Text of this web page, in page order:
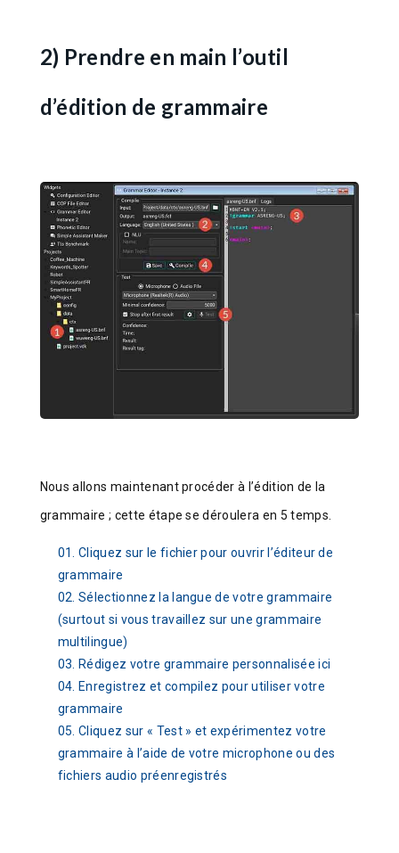
2) Prendre en main l’outil
d’édition de grammaire
Nous allons maintenant procéder à l’édition de la
grammaire ; cette étape se déroulera en 5 temps.
Cliquez sur le fichier pour ouvrir l’éditeur de
grammaire
Sélectionnez la langue de votre grammaire
(surtout si vous travaillez sur une grammaire
multilingue)
Rédigez votre grammaire personnalisée ici
Enregistrez et compilez pour utiliser votre
grammaire
Cliquez sur « Test » et expérimentez votre
grammaire à l’aide de votre microphone ou des
fichiers audio préenregistrés